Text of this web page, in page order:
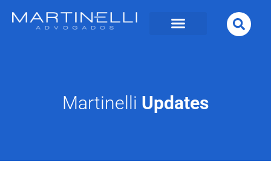
Martinelli Updates